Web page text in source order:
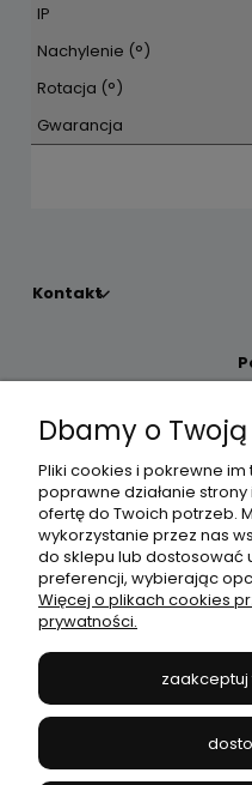
IP
Nachylenie (°)
Rotacja (°)
Gwarancja
Kontakt
JANEX
504 545 749//
Dbamy o
Pliki cookies i pokrewne
poprawne działanie
ofertę do Twoich potrzeb.
wykorzystanie przez nas
do sklepu lub dostosować
preferencji, wybierając
Więcej o plikach cookies
prywatności.